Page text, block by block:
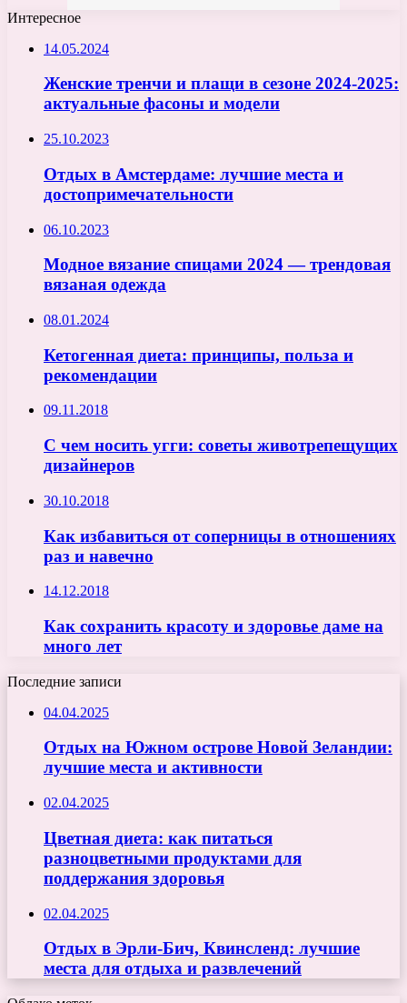
Интересное
14.05.2024
Женские тренчи и плащи в сезоне 2024-2025:
актуальные фасоны и модели
25.10.2023
Отдых в Амстердаме: лучшие места и
достопримечательности
06.10.2023
Модное вязание спицами 2024 — трендовая
вязаная одежда
08.01.2024
Кетогенная диета: принципы, польза и
рекомендации
09.11.2018
С чем носить угги: cоветы животрепещущих
дизайнеров
30.10.2018
Как избавиться от соперницы в отношениях
раз и навечно
14.12.2018
Как сохранить красоту и здоровье даме на
много лет
Последние записи
04.04.2025
Отдых на Южном острове Новой Зеландии:
лучшие места и активности
02.04.2025
Цветная диета: как питаться
разноцветными продуктами для
поддержания здоровья
02.04.2025
Отдых в Эрли-Бич, Квинсленд: лучшие
места для отдыха и развлечений